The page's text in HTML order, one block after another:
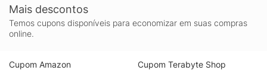
Mais descontos
Temos cupons disponíveis para economizar em suas compras
online.
Cupom Amazon
Cupom Terabyte Shop